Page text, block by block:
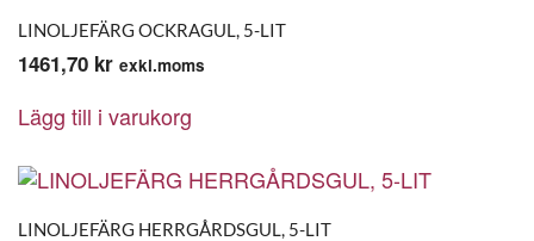
LINOLJEFÄRG OCKRAGUL, 5-LIT
1461,70 kr exkl.moms
Lägg till i varukorg
LINOLJEFÄRG HERRGÅRDSGUL, 5-LIT